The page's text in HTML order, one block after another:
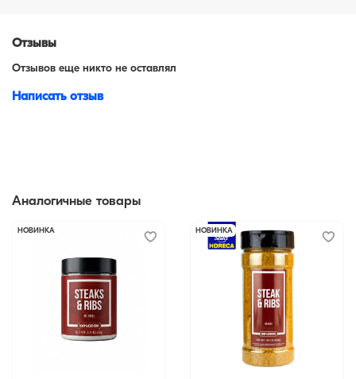
Отзывы
Отзывов еще никто не оставлял
Написать отзыв
Аналогичные товары
НОВИНКА НОВИНКА